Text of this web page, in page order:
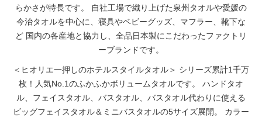
らかさが特長です。
自社工場で織り上げた泉州タオルや愛媛の
今治タオルを中心に、寝具やベビーグッズ、マフラー、靴下な
ど 国内の各産地と協力し、全品日本製にこだわったファクトリ
ーブランドです。
＜ヒオリエ一押しのホテルスタイルタオル＞ シリーズ累計1千万
枚！人気No.1のふかふかボリュームタオルです。
ハンドタオ
ル、フェイスタオル、バスタオル、バスタオル代わりに使える
ビッグフェイスタオル＆ミニバスタオルの5サイズ展開。
カラー